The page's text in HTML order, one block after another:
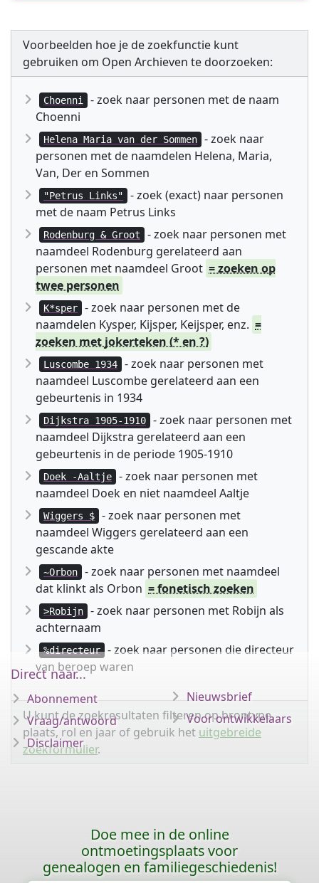
Voorbeelden hoe je de zoekfunctie kunt
gebruiken om Open Archieven te doorzoeken:
Choenni
- zoek naar personen met de naam
Choenni
Helena Maria van der Sommen
- zoek naar
personen met de naamdelen Helena, Maria,
Van, Der en Sommen
"Petrus Links"
- zoek (exact) naar personen
met de naam Petrus Links
Rodenburg & Groot
- zoek naar personen met
naamdeel Rodenburg gerelateerd aan
personen met naamdeel Groot = zoeken op
twee personen
K*sper
- zoek naar personen met de
naamdelen Kysper, Kijsper, Keijsper, enz. =
zoeken met jokerteken (* en ?)
Luscombe 1934
- zoek naar personen met
naamdeel Luscombe gerelateerd aan een
gebeurtenis in 1934
Dijkstra 1905-1910
- zoek naar personen met
naamdeel Dijkstra gerelateerd aan een
gebeurtenis in de periode 1905-1910
Doek -Aaltje
- zoek naar personen met
naamdeel Doek en niet naamdeel Aaltje
Wiggers $
- zoek naar personen met
naamdeel Wiggers gerelateerd aan een
gescande akte
~Orbon
- zoek naar personen met naamdeel
dat klinkt als Orbon = fonetisch zoeken
>Robijn
- zoek naar personen met Robijn als
achternaam
%directeur
- zoek naar personen die directeur
van beroep waren
U kunt de zoekresultaten filteren op brontype,
plaats, rol en jaar of gebruik het uitgebreide
zoekformulier.
Direct naar...
Abonnement
Vraag/antwoord
Disclaimer
Nieuwsbrief
Voor ontwikkelaars
Doe mee in de online
ontmoetingsplaats voor
genealogen en familiegeschiedenis!